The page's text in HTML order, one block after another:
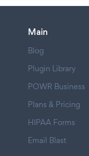
Main
Blog
Plugin Library
POWR Business
Plans & Pricing
HIPAA Forms
Email Blast